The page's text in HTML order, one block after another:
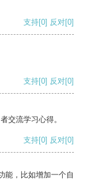
支持[0] 反对[0]
支持[0] 反对[0]
交流学习心得。
支持[0] 反对[0]
能，比如增加一个自